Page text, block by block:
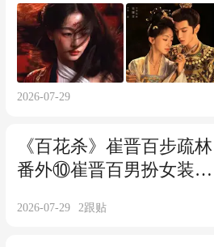
马战绩吗？观众的评价
2026-07-29
《百花杀》崔晋百步疏林
番外⑩崔晋百男扮女装嫁
妃
2026-07-29 2跟贴